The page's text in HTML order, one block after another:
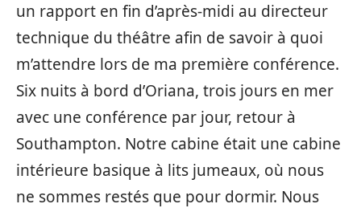
un rapport en fin d’après-midi au directeur
technique du théâtre afin de savoir à quoi
m’attendre lors de ma première conférence.
Six nuits à bord d’Oriana, trois jours en mer
avec une conférence par jour, retour à
Southampton. Notre cabine était une cabine
intérieure basique à lits jumeaux, où nous
ne sommes restés que pour dormir. Nous